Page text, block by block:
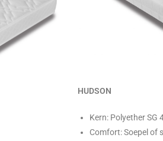
HUDSON
Kern: Polyether SG
Comfort: Soepel of